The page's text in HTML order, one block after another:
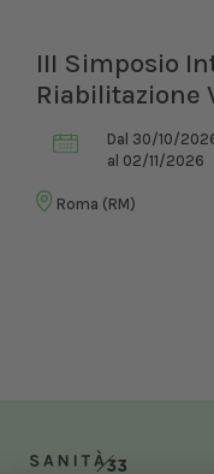
III Simposio
Riabilitazione
Dal 30/10/
al 02/11/2026
Roma (RM)